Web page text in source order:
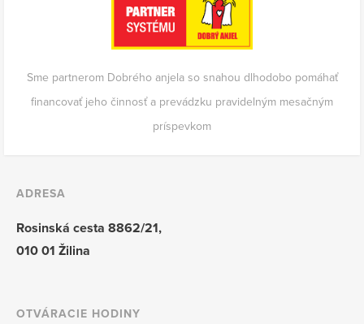
Sme partnerom Dobrého anjela so snahou dlhodobo pomáhať
financovať jeho činnosť a prevádzku pravidelným mesačným
príspevkom
ADRESA
Rosinská cesta 8862/21,
010 01 Žilina
OTVÁRACIE HODINY